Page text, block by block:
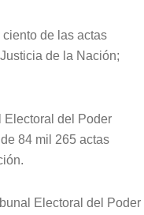
de las actas
de la Nación;
Electoral del Poder
84 mil 265 actas
Electoral del Poder